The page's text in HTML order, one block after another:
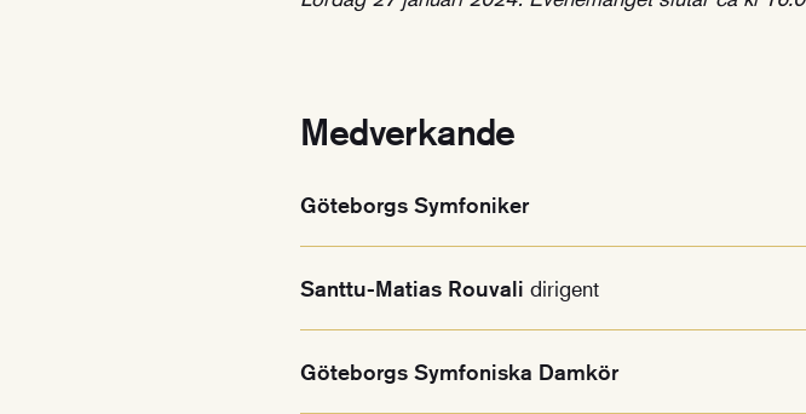
Medverkande
Göteborgs Symfoniker
Santtu-Matias Rouvalidirigent
Göteborgs Symfoniska Damkör